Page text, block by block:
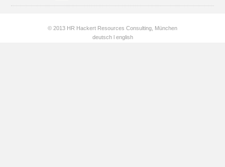
© 2013 HR Hackert Resources Consulting, München
deutsch l english